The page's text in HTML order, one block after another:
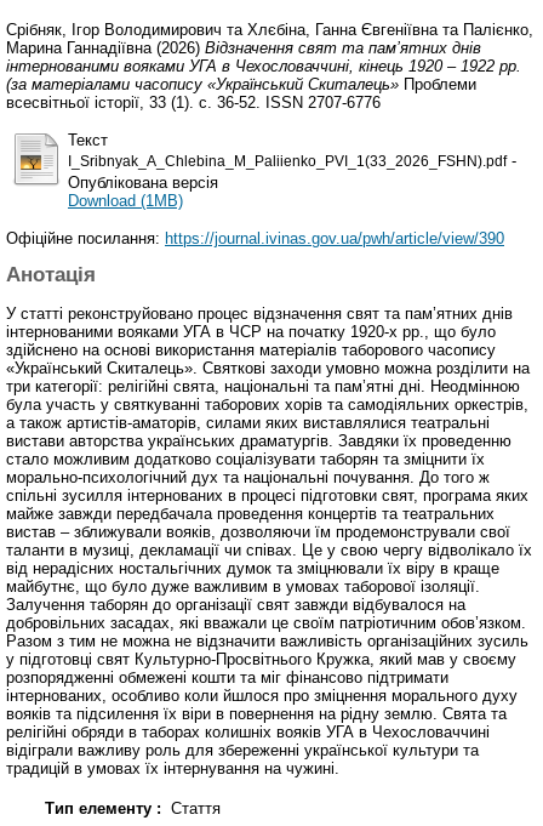
Срібняк, Ігор Володимирович та Хлєбіна, Ганна Євгеніївна та Палієнко,
Марина Ганнадіївна (2026) Відзначення свят та пам’ятних днів
інтернованими вояками УГА в Чехословаччині, кінець 1920 – 1922 рр.
(за матеріалами часопису «Український Скиталець» Проблеми
всесвітньої історії, 33 (1). с. 36-52. ISSN 2707-6776
Текст
I_Sribnyak_A_Chlebina_M_Paliienko_PVI_1(33_2026_FSHN).pdf-
Опублікована версія
Download (1MB)
Офіційне посилання: https://journal.ivinas.gov.ua/pwh/article/view/390
Анотація
У статті реконструйовано процес відзначення свят та пам’ятних днів
інтернованими вояками УГА в ЧСР на початку 1920-х рр., що було
здійснено на основі використання матеріалів таборового часопису
«Український Скиталець». Святкові заходи умовно можна розділити на
три категорії: релігійні свята, національні та пам’ятні дні. Неодмінною
була участь у святкуванні таборових хорів та самодіяльних оркестрів,
а також артистів-аматорів, силами яких виставлялися театральні
вистави авторства українських драматургів. Завдяки їх проведенню
стало можливим додатково соціалізувати таборян та зміцнити їх
морально-психологічний дух та національні почування. До того ж
спільні зусилля інтернованих в процесі підготовки свят, програма яких
майже завжди передбачала проведення концертів та театральних
вистав – зближували вояків, дозволяючи їм продемонстрували свої
таланти в музиці, декламації чи співах. Це у свою чергу відволікало їх
від нерадісних ностальгічних думок та зміцнювали їх віру в краще
майбутнє, що було дуже важливим в умовах таборової ізоляції.
Залучення таборян до організації свят завжди відбувалося на
добровільних засадах, які вважали це своїм патріотичним обов’язком.
Разом з тим не можна не відзначити важливість організаційних зусиль
у підготовці свят Культурно-Просвітнього Кружка, який мав у своєму
розпорядженні обмежені кошти та міг фінансово підтримати
інтернованих, особливо коли йшлося про зміцнення морального духу
вояків та підсилення їх віри в повернення на рідну землю. Свята та
релігійні обряди в таборах колишніх вояків УГА в Чехословаччині
відіграли важливу роль для збереженні української культури та
традицій в умовах їх інтернування на чужині.
Тип елементу : Стаття